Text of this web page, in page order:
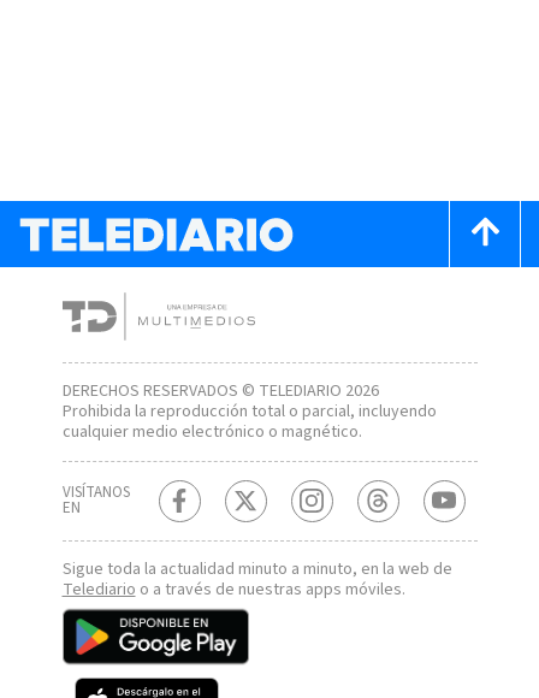
DERECHOS RESERVADOS © TELEDIARIO 2026
Prohibida la reproducción total o parcial, incluyendo
cualquier medio electrónico o magnético.
VISÍTANOS
EN
Sigue toda la actualidad minuto a minuto, en la web de
Telediario o a través de nuestras apps móviles.